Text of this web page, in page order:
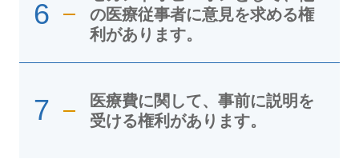
6
の医療従事者に意見を求める権
利があります。
7
医療費に関して、事前に説明を
受ける権利があります。